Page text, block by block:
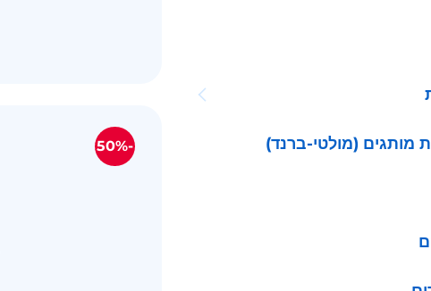
מותגים (מולטי-ברנד) -50%